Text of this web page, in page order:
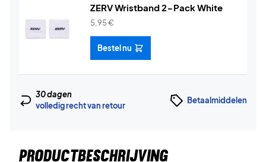
ZERV Wristband 2-Pack White
5,95€
Bestel nu
30 dagen
volledig recht van retour
Betaalmiddelen
PRODUCTBESCHRIJVING